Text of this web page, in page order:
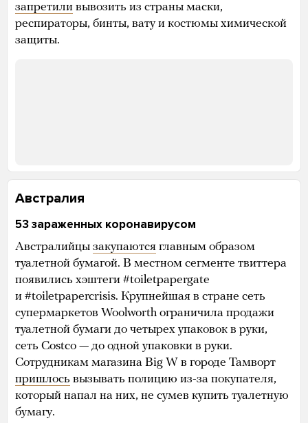
запретили вывозить из страны маски,
респираторы, бинты, вату и костюмы химической
защиты.
Австралия
53 зараженных коронавирусом
Австралийцы закупаются главным образом
туалетной бумагой. В местном сегменте твиттера
появились хэштеги #toiletpapergate
и #toiletpapercrisis. Крупнейшая в стране сеть
супермаркетов Woolworth ограничила продажи
туалетной бумаги до четырех упаковок в руки,
сеть Costco — до одной упаковки в руки.
Сотрудникам магазина Big W в городе Тамворт
пришлось вызывать полицию из-за покупателя,
который напал на них, не сумев купить туалетную
бумагу.